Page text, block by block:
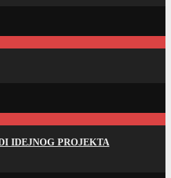
IDEJNOG PROJEKTA